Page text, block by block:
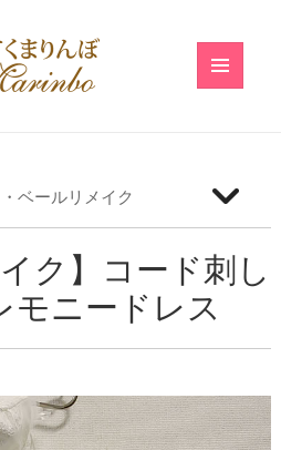
ベールリメイク
メトリーフリルのベビード
ふわ巻きバラのベビードレ
ク】コード刺し
モニードレス